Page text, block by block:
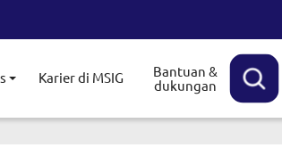
Toggle submenu
Karier di MSIG
Bantuan &
dukungan